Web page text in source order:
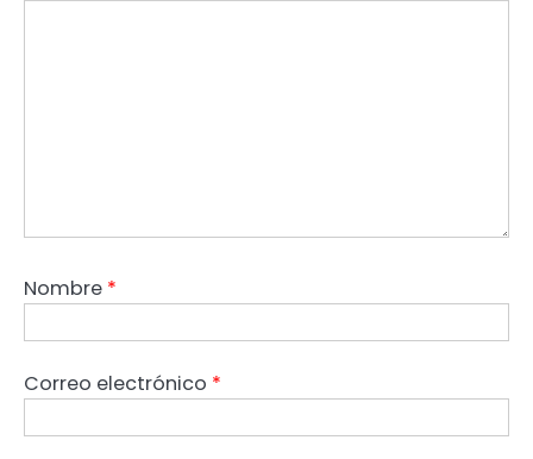
Nombre *
Correo electrónico *